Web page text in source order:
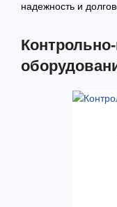
надежность и